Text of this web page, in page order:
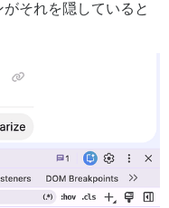
それを隠していると